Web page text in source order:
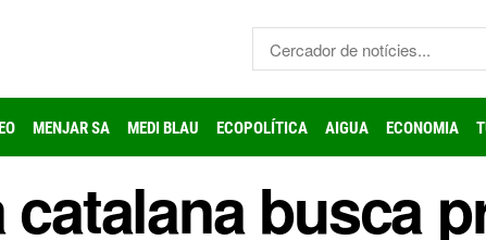
MENJAR SA MEDI BLAU ECOPOLÍTICA AIGUA ECONOMIA
catalana busca